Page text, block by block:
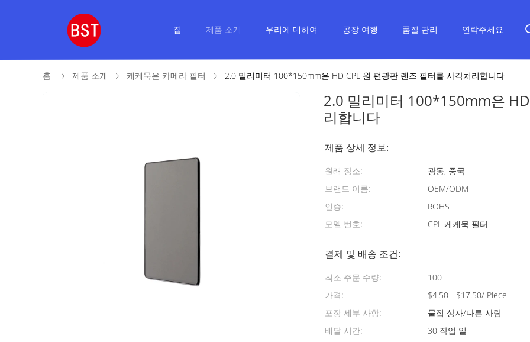
집 제품 소개 우리에 대하여 공장 여행 품질 관리 연락주세요
홈 제품 소개 케케묵은 카메라 필터 2.0 밀리미터 100*150mm은 HD CPL 원 편광판 렌즈 필터를 사각처리합니다
2.0 밀리미터 100*150mm은
리합니다
제품 상세 정보:
원래 장소:
광동, 중국
브랜드 이름:
OEM/ODM
인증:
ROHS
모델 번호:
CPL 케케묵 필터
결제 및 배송 조건:
최소 주문 수량:
100
가격:
$4.50 - $17.50/ Piece
포장 세부 사항:
물집 상자/다른 사람
배달 시간:
30 작업 일